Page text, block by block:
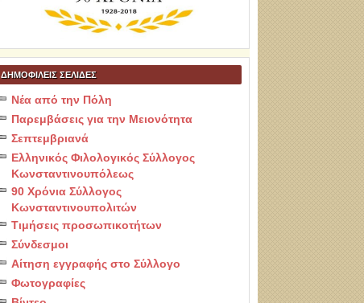
ΔΗΜΟΦΙΛΕΙΣ ΣΕΛΙΔΕΣ
Νέα από την Πόλη
Παρεμβάσεις για την Μειονότητα
Σεπτεμβριανά
Ελληνικός Φιλολογικός Σύλλογος
Κωνσταντινουπόλεως
90 Χρόνια Σύλλογος
Κωνσταντινουπολιτών
Τιμήσεις προσωπικοτήτων
Σύνδεσμοι
Αίτηση εγγραφής στο Σύλλογο
Φωτογραφίες